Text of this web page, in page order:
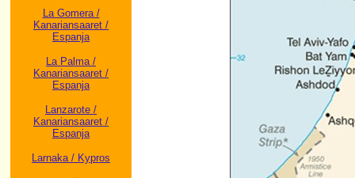
La Gomera /
Kanariansaaret /
Espanja
La Palma /
Kanariansaaret /
Espanja
Lanzarote /
Kanariansaaret /
Espanja
Larnaka / Kypros